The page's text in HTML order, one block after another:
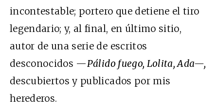
incontestable; portero que detiene el tiro
legendario; y, al final, en último sitio,
autor de una serie de escritos
desconocidos —Pálido fuego, Lolita, Ada—,
descubiertos y publicados por mis
herederos.